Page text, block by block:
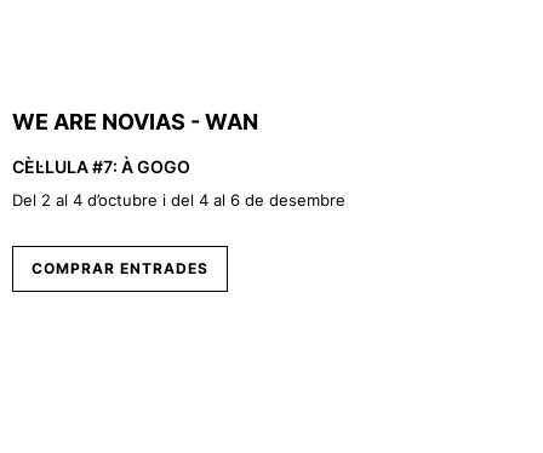
WE ARE NOVIAS - WAN
CÈL·LULA #7: À GOGO
Del 2 al 4 d’octubre i del 4 al 6 de desembre
COMPRAR ENTRADES